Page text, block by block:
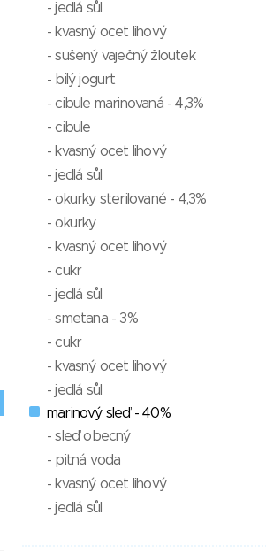
- jedlá sůl
- kvasný ocet lihový
- sušený vaječný žloutek
- bilý jogurt
- cibule marinovaná - 4,3%
- cibule
- kvasný ocet lihový
- jedlá sůl
- okurky sterilované - 4,3%
- okurky
- kvasný ocet lihový
- cukr
- jedlá sůl
- smetana - 3%
- cukr
- kvasný ocet lihový
- jedlá sůl
marinový sleď - 40%
- sleď obecný
- pitná voda
- kvasný ocet lihový
- jedlá sůl